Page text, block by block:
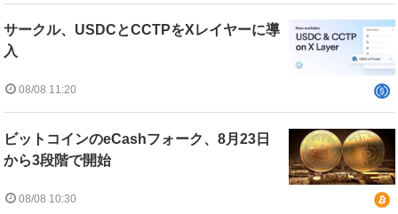
サークル、USDCとCCTPをXレイヤーに導
入
08/08 11:20
ビットコインのeCashフォーク、8月23日
から3段階で開始
08/08 10:30